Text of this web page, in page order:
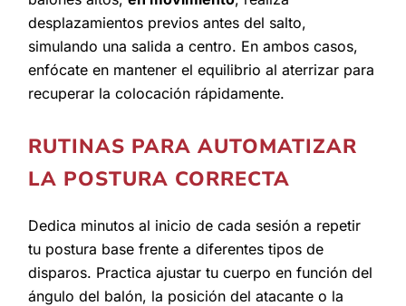
desplazamientos previos antes del salto,
simulando una salida a centro. En ambos casos,
enfócate en mantener el equilibrio al aterrizar para
recuperar la colocación rápidamente.
RUTINAS PARA AUTOMATIZAR
LA POSTURA CORRECTA
Dedica minutos al inicio de cada sesión a repetir
tu postura base frente a diferentes tipos de
disparos. Practica ajustar tu cuerpo en función del
ángulo del balón, la posición del atacante o la